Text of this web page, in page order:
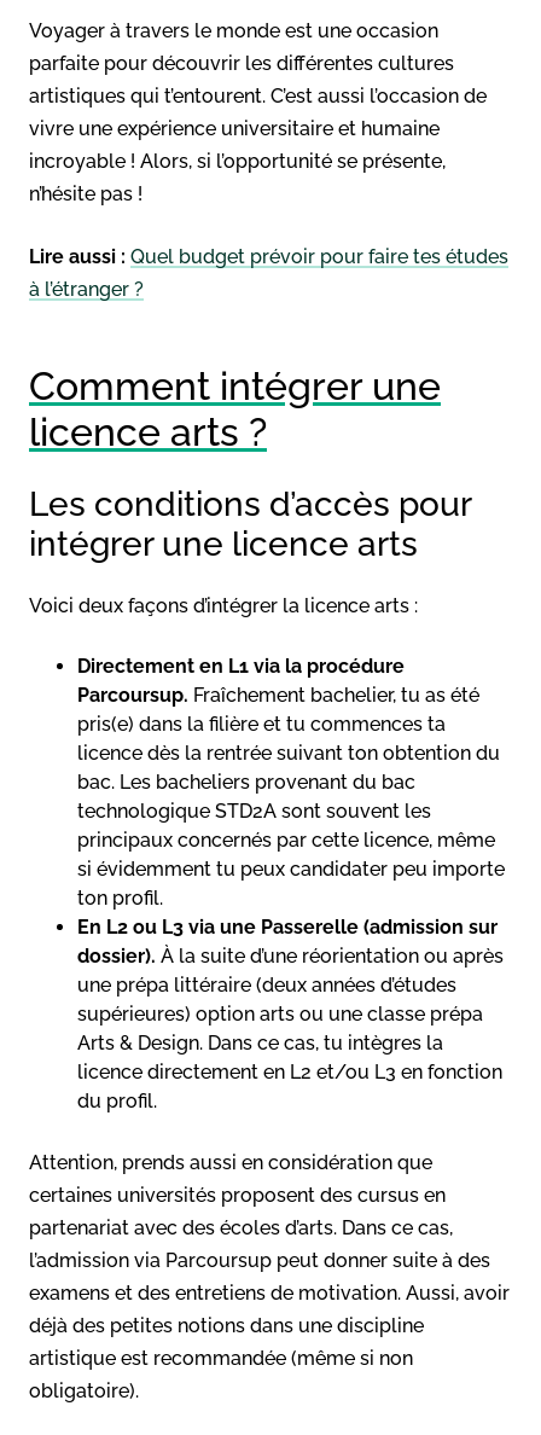
Voyager à travers le monde est une occasion
parfaite pour découvrir les différentes cultures
artistiques qui t’entourent. C’est aussi l’occasion de
vivre une expérience universitaire et humaine
incroyable ! Alors, si l’opportunité se présente,
n’hésite pas !
Lire aussi : Quel budget prévoir pour faire tes études
à l’étranger ?
Comment intégrer une
licence arts ?
Les conditions d’accès pour
intégrer une licence arts
Voici deux façons d’intégrer la licence arts :
Directement en L1 via la procédure
Parcoursup. Fraîchement bachelier, tu as été
pris(e) dans la filière et tu commences ta
licence dès la rentrée suivant ton obtention du
bac. Les bacheliers provenant du bac
technologique STD2A sont souvent les
principaux concernés par cette licence, même
si évidemment tu peux candidater peu importe
ton profil.
En L2 ou L3 via une Passerelle (admission sur
dossier). À la suite d’une réorientation ou après
une prépa littéraire (deux années d’études
supérieures) option arts ou une classe prépa
Arts & Design. Dans ce cas, tu intègres la
licence directement en L2 et/ou L3 en fonction
du profil.
Attention, prends aussi en considération que
certaines universités proposent des cursus en
partenariat avec des écoles d’arts. Dans ce cas,
l’admission via Parcoursup peut donner suite à des
examens et des entretiens de motivation. Aussi, avoir
déjà des petites notions dans une discipline
artistique est recommandée (même si non
obligatoire).